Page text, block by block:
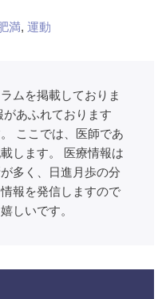
満, 運動
ムを掲載しておりま
あふれております
ここでは、医師であ
します。 医療情報は
多く、日進月歩の分
報を発信しますので
しいです。